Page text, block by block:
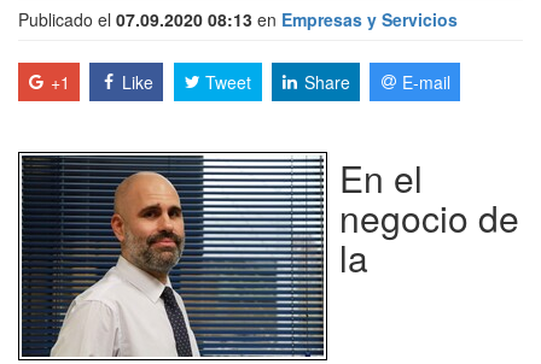
Publicado el 07.09.2020 08:13 en Empresas y Servicios
+1 Like Tweet Share E-mail
En el
negocio de
la